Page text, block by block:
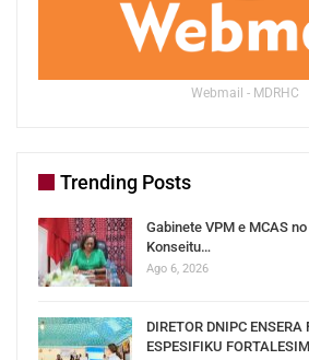
Webmail - MDRHC
Trending Posts
Gabinete VPM e MCAS
Konseitu…
Ago 6, 2026
DIRETOR DNIPC
ESPESIFIKU